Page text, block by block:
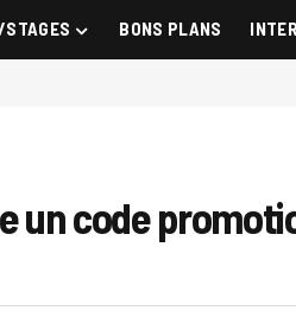
BONS PLANS
un code